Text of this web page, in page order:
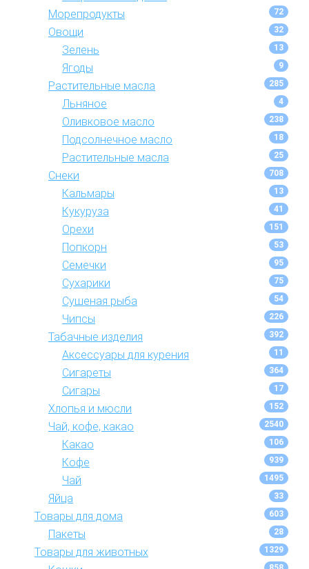
Морепродукты
72
Овощи 32
Зелень 13
Ягоды 9
Растительные масла 285
Льняное 4
Оливковое масло 238
Подсолнечное масло 18
Растительные масла 25
Снеки 708
Кальмары 13
Кукуруза 41
Орехи 151
Попкорн 53
Семечки 95
Сухарики 75
Сушеная рыба 54
Чипсы 226
Табачные изделия 392
Аксессуары для курения 11
Сигареты 364
Сигары 17
Хлопья и мюсли 152
Чай, кофе, какао 2540
Какао 106
Кофе 939
Чай 1495
Яйца 33
Товары для дома 603
Пакеты 28
Товары для животных 1329